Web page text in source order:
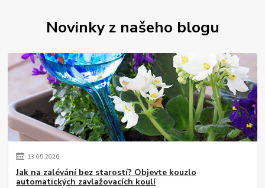
Novinky z našeho blogu
13.05.2026
Jak na zalévání bez starostí? Objevte kouzlo
automatických zavlažovacích koulí